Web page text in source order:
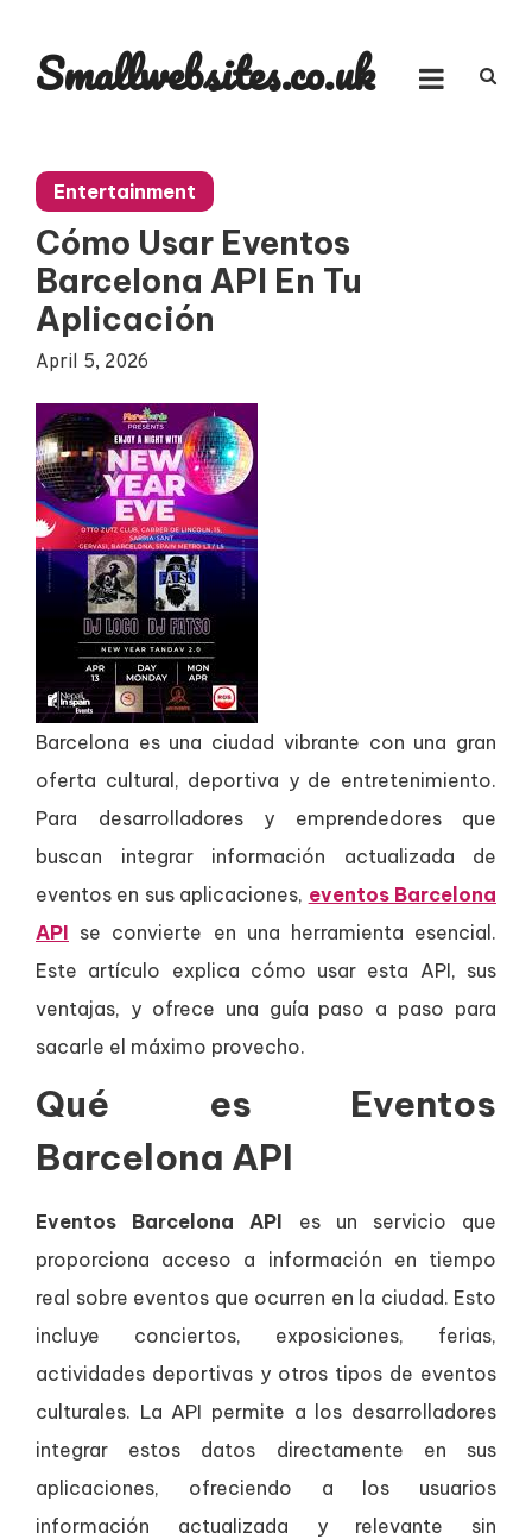
contentSmallwebsites.co.uk
Entertainment
Cómo Usar Eventos
Barcelona API En Tu
Aplicación
April 5, 2026
Barcelona es una ciudad vibrante con una gran
oferta cultural, deportiva y de entretenimiento.
Para desarrolladores y emprendedores que
buscan integrar información actualizada de
eventos en sus aplicaciones, eventos Barcelona
API se convierte en una herramienta esencial.
Este artículo explica cómo usar esta API, sus
ventajas, y ofrece una guía paso a paso para
sacarle el máximo provecho.
Qué es Eventos
Barcelona API
Eventos Barcelona API es un servicio que
proporciona acceso a información en tiempo
real sobre eventos que ocurren en la ciudad. Esto
incluye conciertos, exposiciones, ferias,
actividades deportivas y otros tipos de eventos
culturales. La API permite a los desarrolladores
integrar estos datos directamente en sus
aplicaciones, ofreciendo a los usuarios
información actualizada y relevante sin